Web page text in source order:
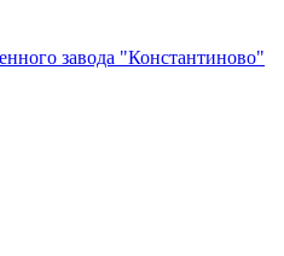
завода "Константиново"